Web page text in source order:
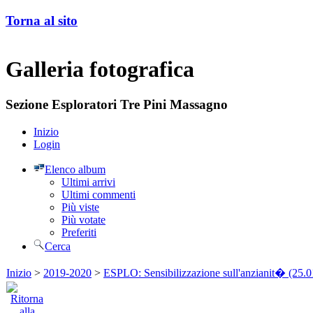
Torna al sito
Galleria fotografica
Sezione Esploratori Tre Pini Massagno
Inizio
Login
Elenco album
Ultimi arrivi
Ultimi commenti
Più viste
Più votate
Preferiti
Cerca
Inizio > 2019-2020 > ESPLO: Sensibilizzazione sull'anzianit�